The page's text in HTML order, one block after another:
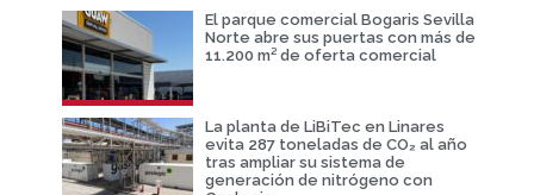
El parque comercial Bogaris Sevilla
Norte abre sus puertas con más de
11.200 m² de oferta comercial
La planta de LiBiTec en Linares
evita 287 toneladas de CO₂ al año
tras ampliar su sistema de
generación de nitrógeno con